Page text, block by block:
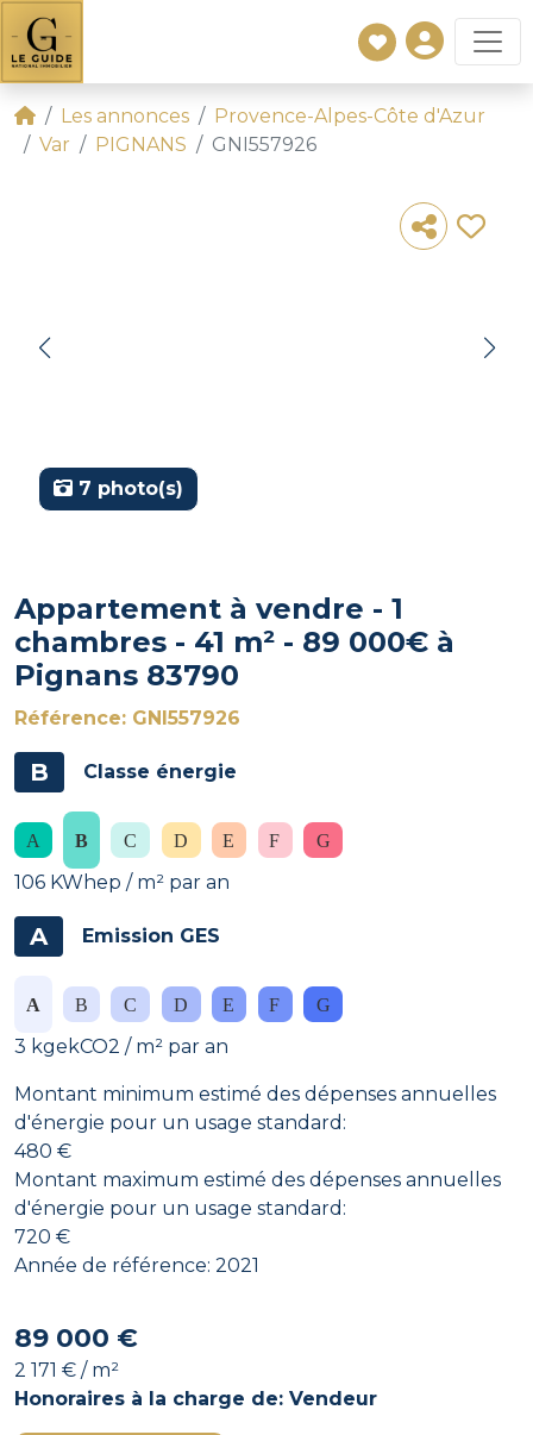
Les annonces
Provence-Alpes-Côte d'Azur
Var
PIGNANS GNI557926
7 photo(s)
Appartement à vendre - 1
chambres - 41 m² - 89 000€ à
Pignans 83790
Référence: GNI557926
B Classe énergie
106 KWhep / m² par an
A Emission GES
3 kgekCO2 / m² par an
Montant minimum estimé des dépenses annuelles
d'énergie pour un usage standard:
480 €
Montant maximum estimé des dépenses annuelles
d'énergie pour un usage standard:
720 €
Année de référence: 2021
89 000 €
2 171 € / m²
Honoraires à la charge de: Vendeur